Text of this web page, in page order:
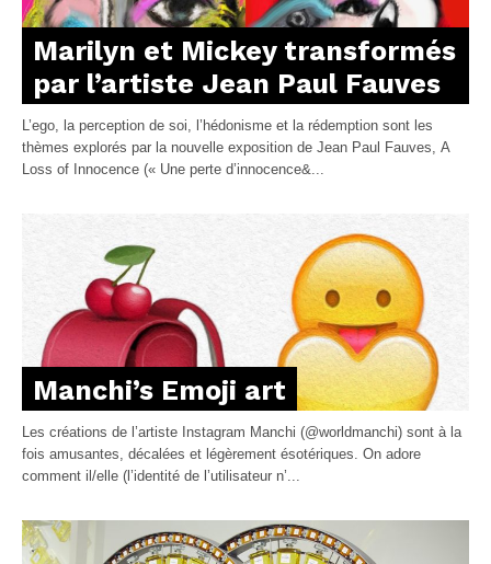
Marilyn et Mickey transformés
par l’artiste Jean Paul Fauves
L’ego, la perception de soi, l’hédonisme et la rédemption sont les
thèmes explorés par la nouvelle exposition de Jean Paul Fauves, A
Loss of Innocence (« Une perte d’innocence&...
Manchi’s Emoji art
Les créations de l’artiste Instagram Manchi (@worldmanchi) sont à la
fois amusantes, décalées et légèrement ésotériques. On adore
comment il/elle (l’identité de l’utilisateur n’...